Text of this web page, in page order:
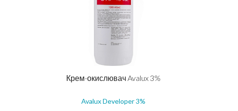
Крем-окислювач Avalux 3%
Avalux Developer 3%